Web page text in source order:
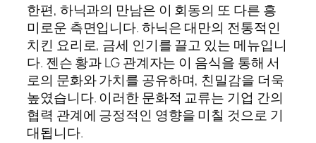
한편, 하닉과의 만남은 이 회동의 또 다른 흥
미로운 측면입니다. 하닉은 대만의 전통적인
치킨 요리로, 금세 인기를 끌고 있는 메뉴입니
다. 젠슨 황과 LG 관계자는 이 음식을 통해 서
로의 문화와 가치를 공유하며, 친밀감을 더욱
높였습니다. 이러한 문화적 교류는 기업 간의
협력 관계에 긍정적인 영향을 미칠 것으로 기
대됩니다.